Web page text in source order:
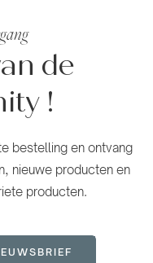
de
!
bestelling en ontvang
nieuwe producten en
producten.